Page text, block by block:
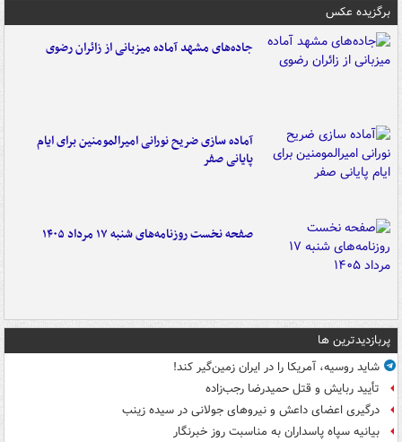
برگزیده عکس
جاده‌های مشهد آماده میزبانی از زائران رضوی
آماده سازی ضریح نورانی امیرالمومنین برای ایام
پایانی صفر
صفحه نخست روزنامه‌های شنبه ۱۷ مرداد ۱۴۰۵
پربازدیدترین ها
شاید روسیه، آمریکا را در ایران زمین‌گیر کند!
تأیید ربایش و قتل حمیدرضا رجب‌زاده
درگیری اعضای داعش و نیروهای جولانی در سیده زینب
بیانیه سپاه پاسداران به مناسبت روز خبرنگار